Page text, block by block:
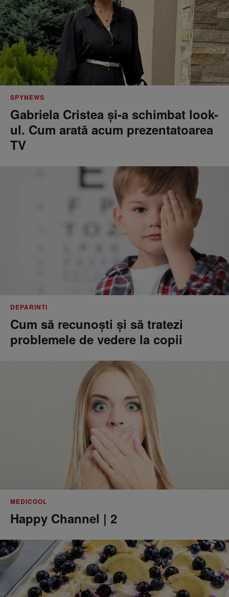
SPYNEWS
Gabriela Cristea și-a schimbat look-
ul. Cum arată acum prezentatoarea
TV
DEPARINTI
Cum să recunoști și să tratezi
problemele de vedere la copii
MEDICOOL
Happy Channel | 2